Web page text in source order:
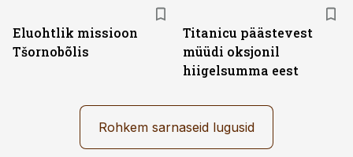
Eluohtlik missioon
Tšornobõlis
Titanicu päästevest
müüdi oksjonil
hiigelsumma eest
Rohkem sarnaseid lugusid